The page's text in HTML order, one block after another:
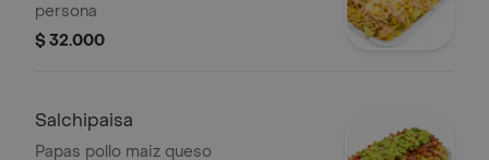
persona
$ 32.000
Salchipaisa
Papas pollo maiz queso